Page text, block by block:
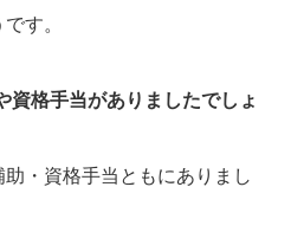
す。
資格手当がありましたでしょ
・資格手当ともにありまし